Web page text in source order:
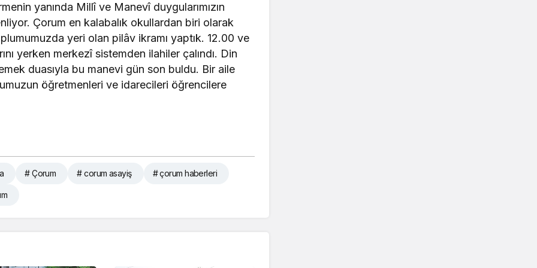
yanında Millî ve Manevî duygularımızın
Çorum en kalabalık okullardan biri olarak
yeri olan pilâv ikramı yaptık. 12.00 ve
yerken merkezî sistemden ilahiler çalındı. Din
duasıyla bu manevi gün son buldu. Bir aile
öğretmenleri ve idarecileri öğrencilere
# Çorum # corum asayiş # çorum haberleri